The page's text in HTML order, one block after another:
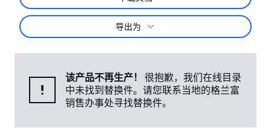
导出为
该产品不再生产！
很抱歉，我们在线目录
中未找到替换件。请您联系当地的格兰富
销售办事处寻找替换件。